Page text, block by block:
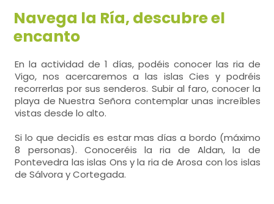
Navega la Ría, descubre el
encanto
En la actividad de 1 días, podéis conocer las ria de
Vigo, nos acercaremos a las islas Cies y podréis
recorrerlas por sus senderos. Subir al faro, conocer la
playa de Nuestra Señora contemplar unas increíbles
vistas desde lo alto.
Si lo que decidís es estar mas días a bordo (máximo
8 personas). Conoceréis la ria de Aldan, la de
Pontevedra las islas Ons y la ria de Arosa con los islas
de Sálvora y Cortegada.